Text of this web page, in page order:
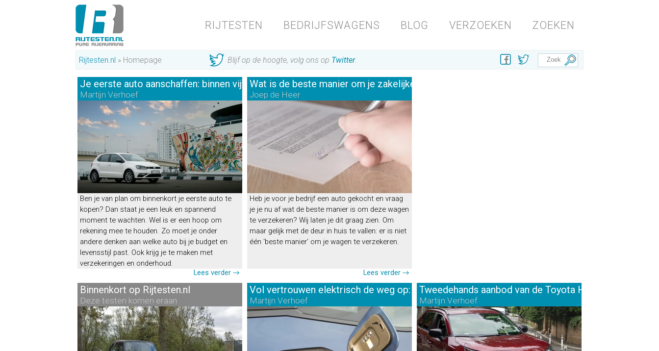
RIJTESTEN BEDRIJFSWAGENS BLOG VERZOEKEN ZOEKEN
Rijtesten.nl Homepage Blijf op de hoogte, volg ons op Twitter.
Op dit moment staan er 1481 testen inons testarchief.
Like ons opFacebookvoor een blik achter de schermen.
Op Rijtesten.nl vindt u testen van 72 automerken.
Precies 14 jaar geleden testten we de Lexus RX
Je eerste auto aanschaffen: binnen vijf stappen de weg op
Martijn Verhoef
Ben je van plan om binnenkort je eerste auto te
kopen? Dan staat je een leuk en spannend
moment te wachten. Wel is er een hoop om
rekening mee te houden. Zo moet je onder
andere denken aan welke auto bij je budget en
levensstijl past. Ook krijg je te maken met
verzekeringen en onderhoud.
Lees verder →
Wat is de beste manier om je zakelijke auto te verzekeren?
Joep de Heer
Heb je voor je bedrijf een auto gekocht en vraag
je je nu af wat de beste manier is om deze wagen
te verzekeren? Wij laten je dit graag zien. Om
maar gelijk met de deur in huis te vallen: er is niet
één ‘beste manier’ om je wagen te verzekeren.
Lees verder →
Meest aangevraagd
Verzoeken door de lezers
Binnenkort op Rijtesten.nl
Deze testen komen eraan
Vol vertrouwen elektrisch de weg op: zo vind je de juiste verzekering
Martijn Verhoef
Tweedehands aanbod van de Toyota Highlander
Martijn Verhoef